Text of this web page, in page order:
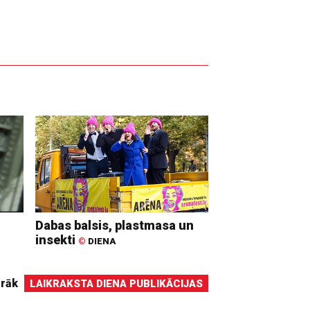
Dabas balsis, plastmasa un
insekti © DIENA
LAIKRAKSTA DIENA PUBLIKĀCIJAS